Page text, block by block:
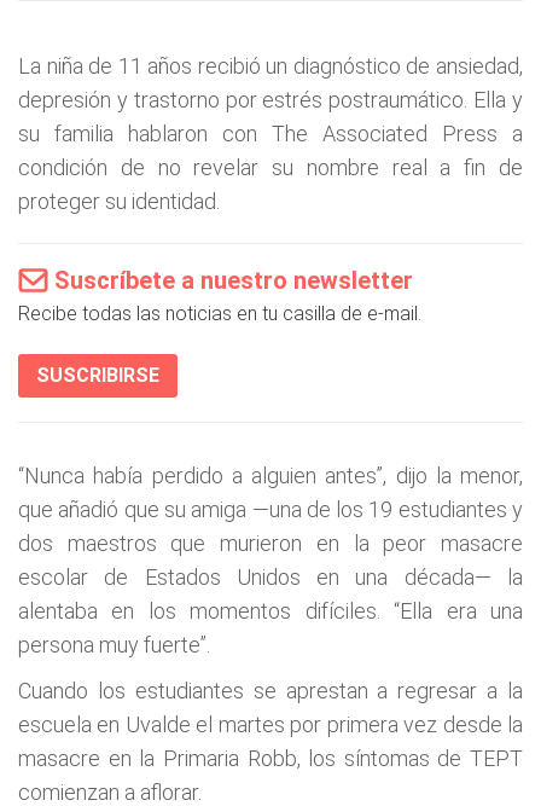
La niña de 11 años recibió un diagnóstico de ansiedad,
depresión y trastorno por estrés postraumático. Ella y
su familia hablaron con The Associated Press a
condición de no revelar su nombre real a fin de
proteger su identidad.
Suscríbete a nuestro newsletter
Recibe todas las noticias en tu casilla de e-mail.
SUSCRIBIRSE
“Nunca había perdido a alguien antes”, dijo la menor,
que añadió que su amiga —una de los 19 estudiantes y
dos maestros que murieron en la peor masacre
escolar de Estados Unidos en una década— la
alentaba en los momentos difíciles. “Ella era una
persona muy fuerte”.
Cuando los estudiantes se aprestan a regresar a la
escuela en Uvalde el martes por primera vez desde la
masacre en la Primaria Robb, los síntomas de TEPT
comienzan a aflorar.